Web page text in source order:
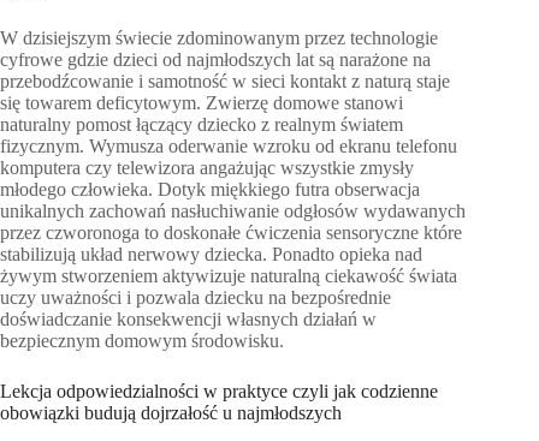
W dzisiejszym świecie zdominowanym przez technologie
cyfrowe gdzie dzieci od najmłodszych lat są narażone na
przebodźcowanie i samotność w sieci kontakt z naturą staje
się towarem deficytowym. Zwierzę domowe stanowi
naturalny pomost łączący dziecko z realnym światem
fizycznym. Wymusza oderwanie wzroku od ekranu telefonu
komputera czy telewizora angażując wszystkie zmysły
młodego człowieka. Dotyk miękkiego futra obserwacja
unikalnych zachowań nasłuchiwanie odgłosów wydawanych
przez czworonoga to doskonałe ćwiczenia sensoryczne które
stabilizują układ nerwowy dziecka. Ponadto opieka nad
żywym stworzeniem aktywizuje naturalną ciekawość świata
uczy uważności i pozwala dziecku na bezpośrednie
doświadczanie konsekwencji własnych działań w
bezpiecznym domowym środowisku.
Lekcja odpowiedzialności w praktyce czyli jak codzienne
obowiązki budują dojrzałość u najmłodszych